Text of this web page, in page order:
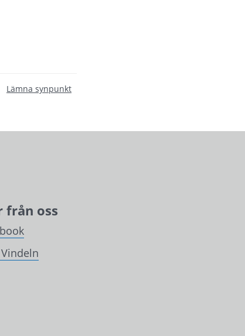
Lämna synpunkt
från oss